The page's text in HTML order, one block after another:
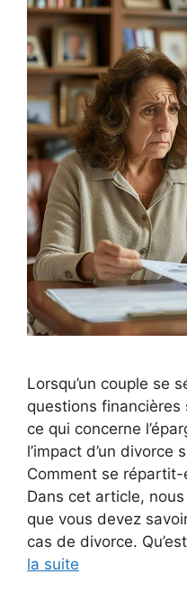
Lorsqu’un couple se
questions
ce qui concerne
l’impact d’un divorce
Comment se
Dans cet article,
que vous devez
cas de divorce.
la suite